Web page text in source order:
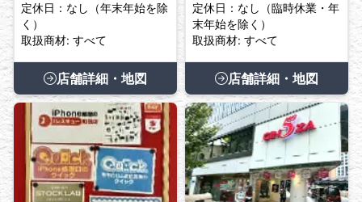
定休日：なし（年末年始を除
く）
取扱商材: すべて
店舗詳細・地図
定休日：なし（臨時休業・年
末年始を除く）
取扱商材: すべて
店舗詳細・地図